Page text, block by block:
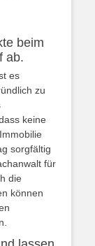
beim
ab.
es
zu
keine
sorgfältig
für
die
können